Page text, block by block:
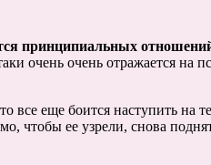
принципиальных
очень очень отражается
еще боится наступить на
ее узрели, снова